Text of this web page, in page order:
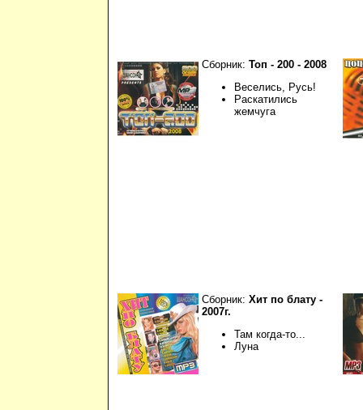
Сборник: Топ - 200 - 2008
Веселись, Русь!
Раскатились
жемчуга
Сборник: Хит по блату -
2007г.
Там когда-то...
Луна